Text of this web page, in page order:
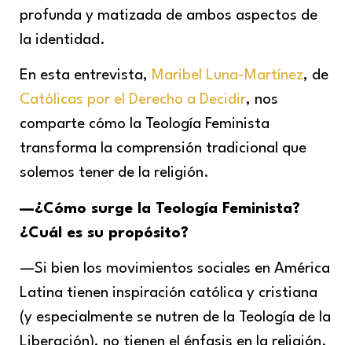
profunda y matizada de ambos aspectos de
la identidad.
En esta entrevista, Maribel Luna-Martínez, de
Católicas por el Derecho a Decidir, nos
comparte cómo la Teología Feminista
transforma la comprensión tradicional que
solemos tener de la religión.
—¿Cómo surge la Teología Feminista?
¿Cuál es su propósito?
—Si bien los movimientos sociales en América
Latina tienen inspiración católica y cristiana
(y especialmente se nutren de la Teología de la